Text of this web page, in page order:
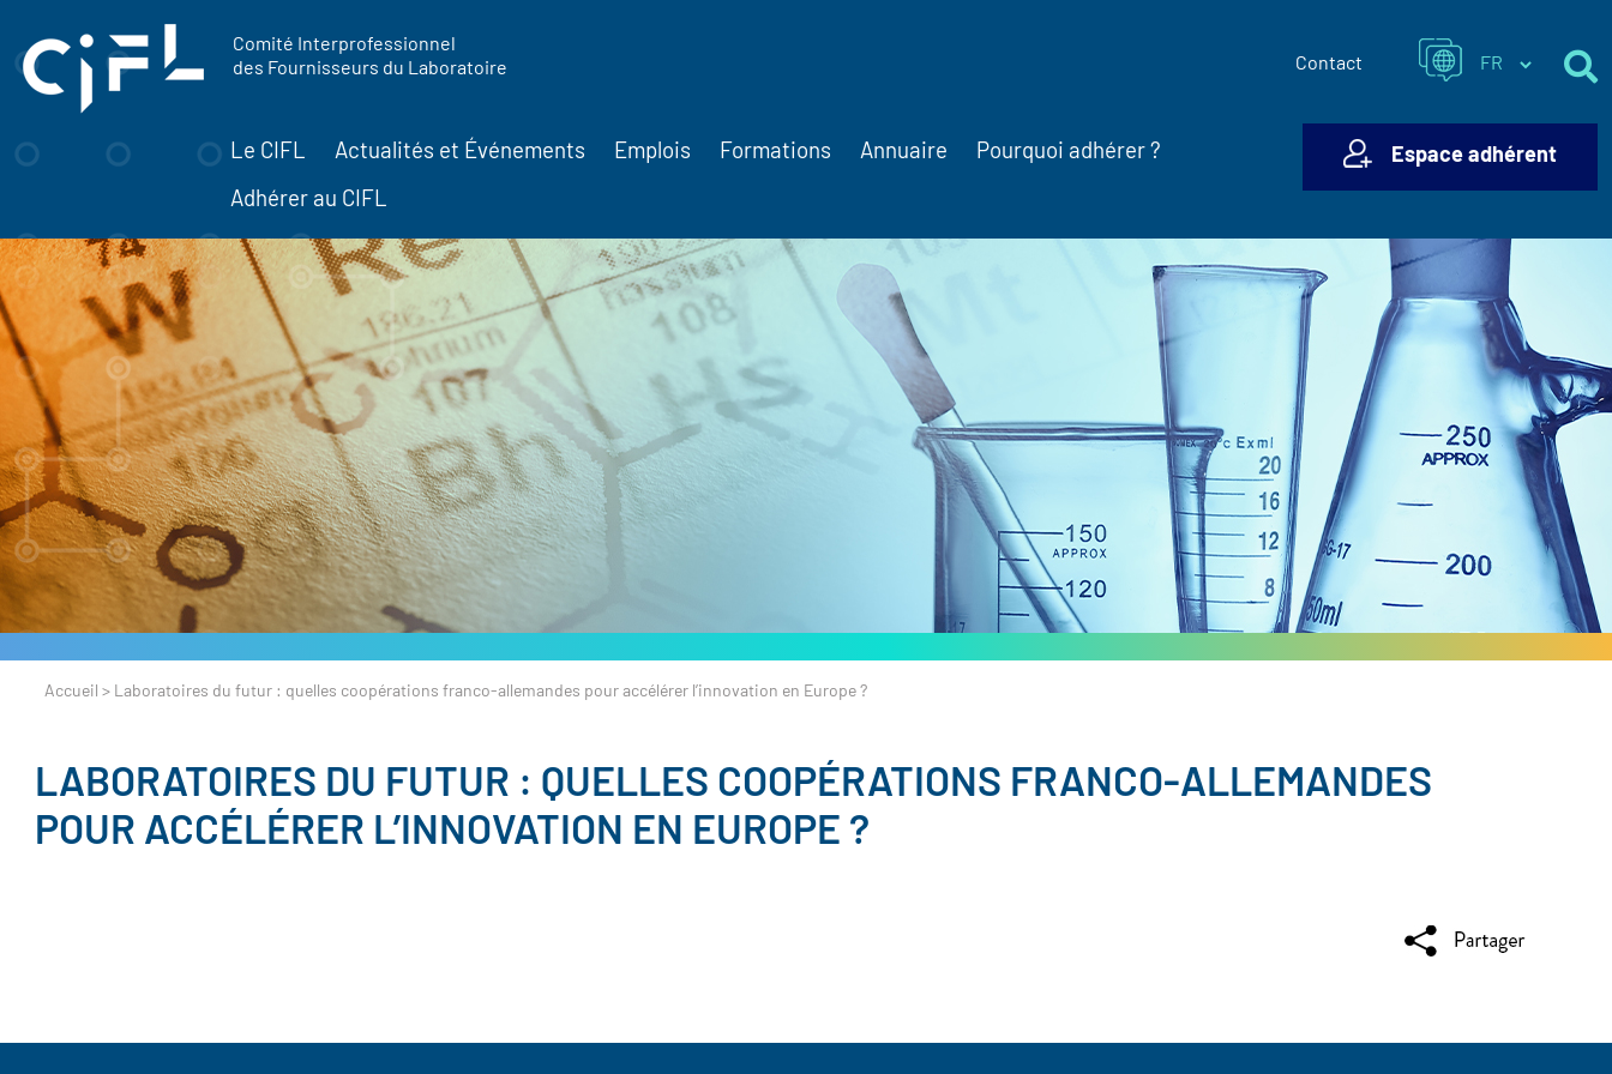
Comité Interprofessionnel
des Fournisseurs du Laboratoire
Contact
Le CIFL Actualités et Événements Emplois Formations Annuaire Pourquoi adhérer ?
Adhérer au CIFL
Espace adhérent
Accueil > Laboratoires du futur : quelles coopérations franco-allemandes pour accélérer l’innovation en Europe ?
LABORATOIRES DU FUTUR : QUELLES COOPÉRATIONS FRANCO-ALLEMANDES
POUR ACCÉLÉRER L’INNOVATION EN EUROPE ?